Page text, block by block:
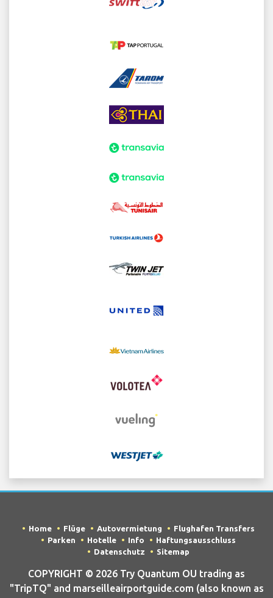
Home Flüge Autovermietung
Flughafen Transfers
Parken
Hotelle Info
Haftungsausschluss
Datenschutz
Sitemap
COPYRIGHT © 2026 Try Quantum OU trading as
"TripTQ" and marseilleairportguide.com (also known as